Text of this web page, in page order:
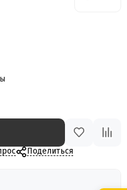
Поделиться